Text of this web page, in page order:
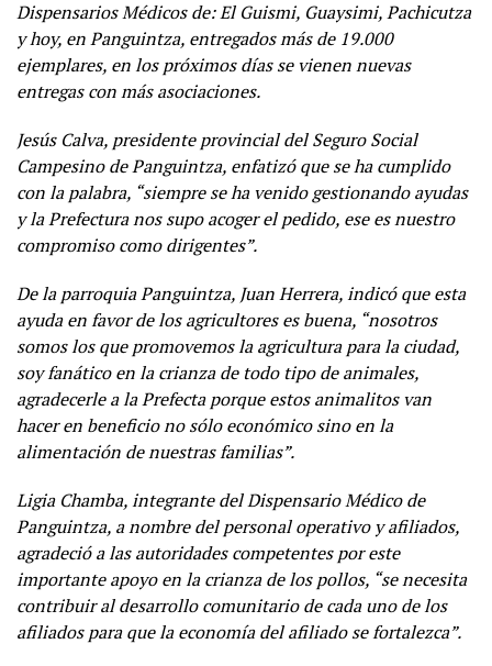
Dispensarios Médicos de: El Guismi, Guaysimi, Pachicutza
y hoy, en Panguintza, entregados más de 19.000
ejemplares, en los próximos días se vienen nuevas
entregas con más asociaciones.
Jesús Calva, presidente provincial del Seguro Social
Campesino de Panguintza, enfatizó que se ha cumplido
con la palabra, “siempre se ha venido gestionando ayudas
y la Prefectura nos supo acoger el pedido, ese es nuestro
compromiso como dirigentes”.
De la parroquia Panguintza, Juan Herrera, indicó que esta
ayuda en favor de los agricultores es buena, “nosotros
somos los que promovemos la agricultura para la ciudad,
soy fanático en la crianza de todo tipo de animales,
agradecerle a la Prefecta porque estos animalitos van
hacer en beneficio no sólo económico sino en la
alimentación de nuestras familias”.
Ligia Chamba, integrante del Dispensario Médico de
Panguintza, a nombre del personal operativo y afiliados,
agradeció a las autoridades competentes por este
importante apoyo en la crianza de los pollos, “se necesita
contribuir al desarrollo comunitario de cada uno de los
afiliados para que la economía del afiliado se fortalezca”.